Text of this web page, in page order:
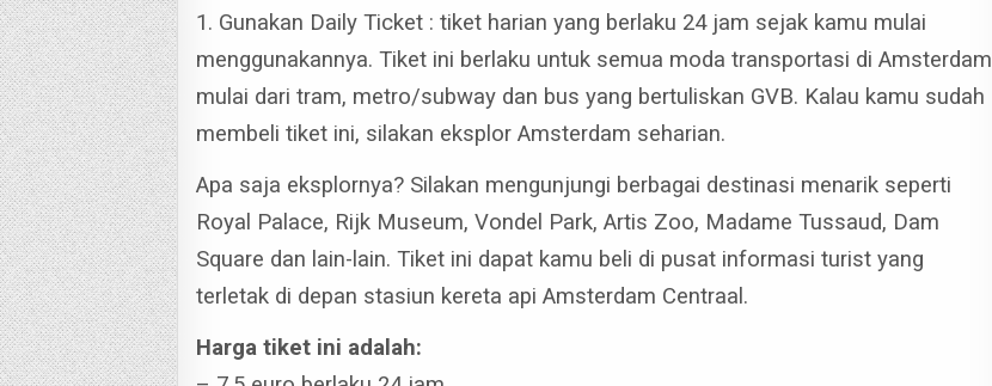
1. Gunakan Daily Ticket : tiket harian yang berlaku 24 jam sejak kamu mulai
menggunakannya.Tiket ini berlaku untuk semua moda transportasi di Amsterdam
mulai dari tram, metro/subway dan bus yang bertuliskan GVB. Kalau kamu sudah
membeli tiket ini, silakan eksplor Amsterdam seharian.
Apa saja eksplornya? Silakan mengunjungi berbagai destinasi menarik seperti
Royal Palace, Rijk Museum, Vondel Park, Artis Zoo, Madame Tussaud, Dam
Square dan lain-lain. Tiket ini dapat kamu beli di pusat informasi turist yang
terletak di depan stasiun kereta api Amsterdam Centraal.
Harga tiket ini adalah: